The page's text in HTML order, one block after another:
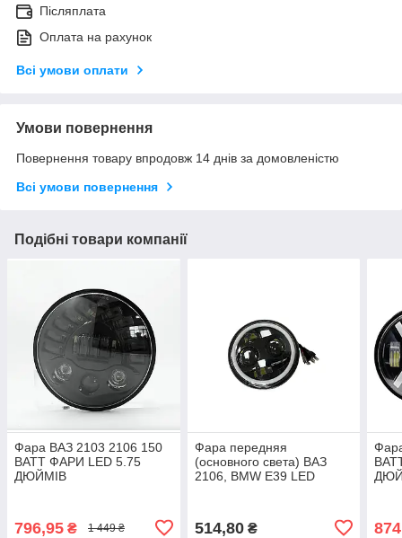
Післяплата
Оплата на рахунок
Всі умови оплати
Умови повернення
Повернення товару впродовж 14 днів за домовленістю
Всі умови повернення
Подібні товари компанії
Фара ВАЗ 2103 2106 150
ВАТТ ФАРИ LED 5.75
ДЮЙМІВ
796,95 ₴ 1 449 ₴
Фара передняя
(основного света) ВАЗ
2106, BMW E39 LED
514,80₴